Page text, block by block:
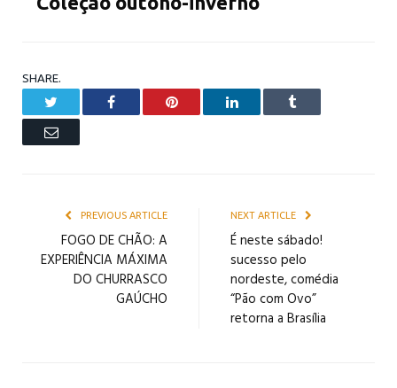
SHARE.
Facebook Pinterest LinkedIn Tumblr
Email
PREVIOUS ARTICLE
FOGO DE CHÃO: A
EXPERIÊNCIA MÁXIMA
DO CHURRASCO
GAÚCHO
NEXT ARTICLE
É neste sábado!
sucesso pelo
nordeste, comédia
“Pão com Ovo”
retorna a Brasília